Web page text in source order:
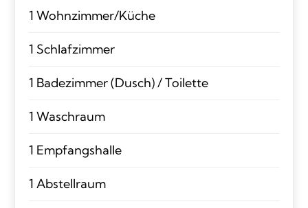
1 Wohnzimmer/Küche
1 Schlafzimmer
1 Badezimmer (Dusch) / Toilette
1 Waschraum
1 Empfangshalle
1 Abstellraum